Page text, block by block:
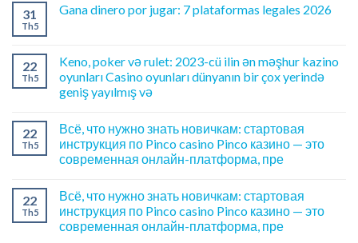
31
Th5
Gana dinero por jugar: 7 plataformas legales 2026
22
Th5
Keno, poker və rulet: 2023-cü ilin ən məşhur kazino
oyunları Casino oyunları dünyanın bir çox yerində
geniş yayılmış və
22
Th5
Всё, что нужно знать новичкам: стартовая
инструкция по Pinco casino Pinco казино — это
современная онлайн-платформа, пре
22
Th5
Всё, что нужно знать новичкам: стартовая
инструкция по Pinco casino Pinco казино — это
современная онлайн-платформа, пре